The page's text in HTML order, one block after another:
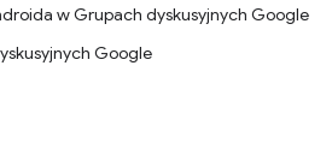
w Grupach dyskusyjnych Google
Google